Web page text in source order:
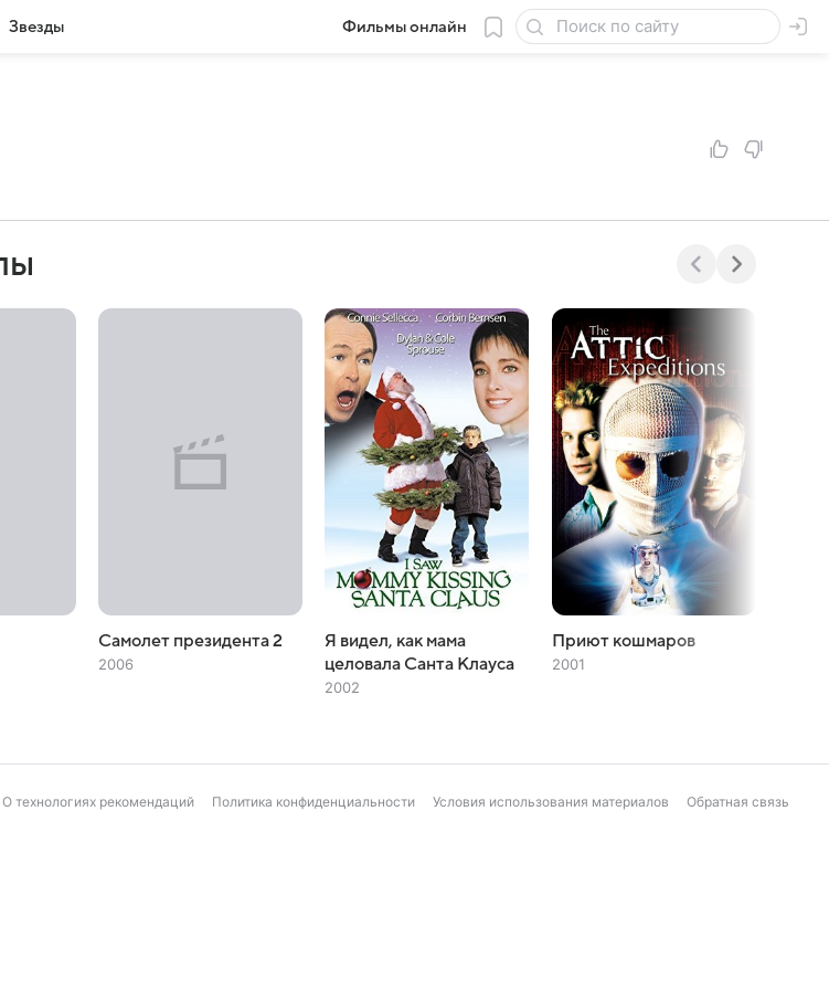
Звезды Фильмы онлайн
Самолет президента 2
2006
Я видел, как мама
целовала Санта Клауса
2002
Приют кошмаров
2001
О технологиях рекомендаций Политика конфиденциальности Условия использования материалов Обратная связь